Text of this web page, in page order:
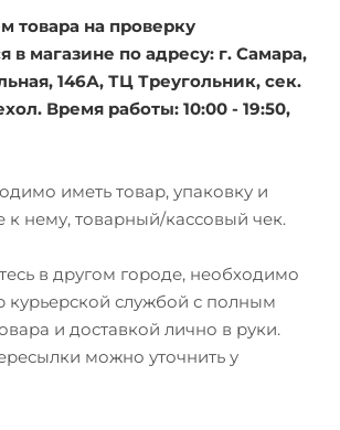
товара на проверку
в магазине по адресу: г. Самара,
146А, ТЦ Треугольник, сек.
Время работы: 10:00 - 19:50,
иметь товар, упаковку и
нему, товарный/кассовый чек.
в другом городе, необходимо
курьерской службой с полным
и доставкой лично в руки.
можно уточнить у